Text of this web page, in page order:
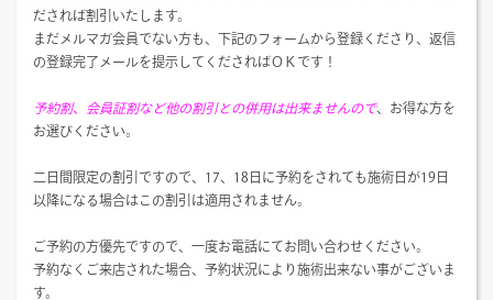
だされば割引いたします。
まだメルマガ会員でない方も、下記のフォームから登録くださり、返信
の登録完了メールを提示してくださればＯＫです！
予約割、会員証割など他の割引との併用は出来ませんので、お得な方を
お選びください。
二日間限定の割引ですので、17、18日に予約をされても施術日が19日
以降になる場合はこの割引は適用されません。
ご予約の方優先ですので、一度お電話にてお問い合わせください。
予約なくご来店された場合、予約状況により施術出来ない事がございま
す。